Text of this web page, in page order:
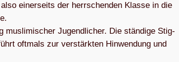
einer­seits der herr­schen­den Klasse in die
mus­li­mi­scher Jugend­li­cher. Die stän­dige Stig­
oft­mals zur ver­stärk­ten Hin­wen­dung und